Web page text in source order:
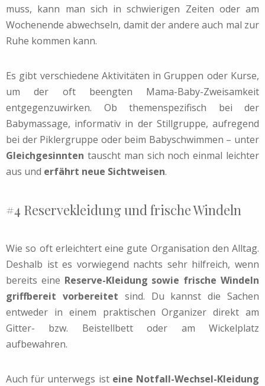
muss, kann man sich in schwierigen Zeiten oder am
Wochenende abwechseln, damit der andere auch mal zur
Ruhe kommen kann.
Es gibt verschiedene Aktivitäten in Gruppen oder Kurse,
um der oft beengten Mama-Baby-Zweisamkeit
entgegenzuwirken. Ob themenspezifisch bei der
Babymassage, informativ in der Stillgruppe, aufregend
bei der Piklergruppe oder beim Babyschwimmen – unter
Gleichgesinnten tauscht man sich noch einmal leichter
aus und erfährt neue Sichtweisen.
#4 Reservekleidung und frische Windeln
Wie so oft erleichtert eine gute Organisation den Alltag.
Deshalb ist es vorwiegend nachts sehr hilfreich, wenn
bereits eine Reserve-Kleidung sowie frische Windeln
griffbereit vorbereitet sind. Du kannst die Sachen
entweder in einem praktischen Organizer direkt am
Gitter- bzw. Beistellbett oder am Wickelplatz
aufbewahren.
Auch für unterwegs ist eine Notfall-Wechsel-Kleidung